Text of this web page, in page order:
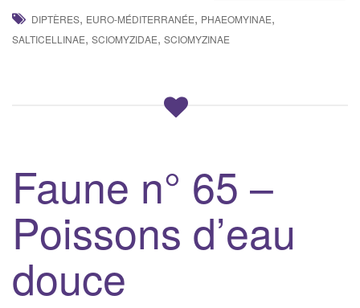
DIPTÈRES, EURO-MÉDITERRANÉE, PHAEOMYINAE,
SALTICELLINAE, SCIOMYZIDAE, SCIOMYZINAE
Faune n° 65 –
Poissons d’eau
douce